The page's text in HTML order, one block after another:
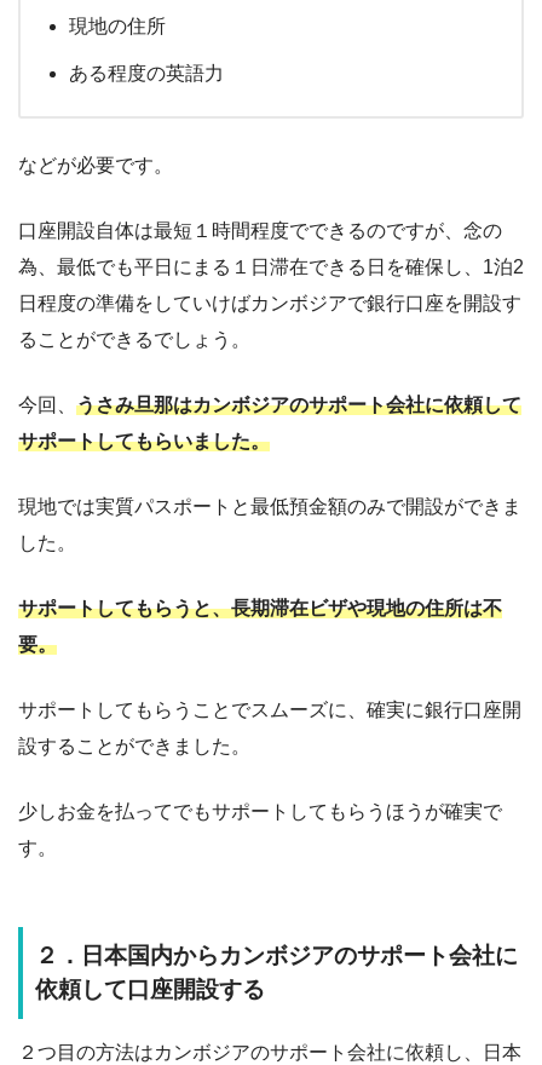
現地の住所
ある程度の英語力
などが必要です。
口座開設自体は最短１時間程度でできるのですが、念の
為、最低でも平日にまる１日滞在できる日を確保し、1泊2
日程度の準備をしていけばカンボジアで銀行口座を開設す
ることができるでしょう。
今回、 うさみ旦那はカンボジアのサポート会社に依頼して
サポートしてもらいました。
現地では実質パスポートと最低預金額のみで開設ができま
した。
サポートしてもらうと、長期滞在ビザや現地の住所は不
要。
サポートしてもらうことでスムーズに、確実に銀行口座開
設することができました。
少しお金を払ってでもサポートしてもらうほうが確実で
す。
２．日本国内からカンボジアのサポート会社に
依頼して口座開設する
２つ目の方法はカンボジアのサポート会社に依頼し、日本